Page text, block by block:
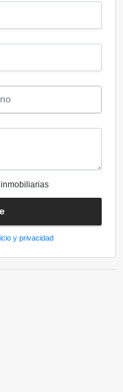
y privacidad